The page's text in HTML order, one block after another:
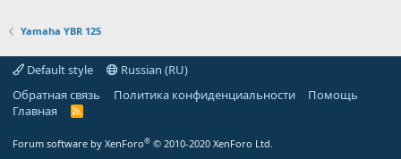
Yamaha YBR 125
Default style
Russian (RU)
Обратная связь
Политика конфиденциальности
Помощь
Главная
R
Forum software by XenForo® © 2010-2020 XenForo Ltd.